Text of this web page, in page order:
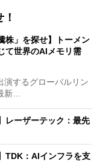
株」を探せ】トーメン
て世界のAIメモリ需
するグローバルリン
新…
レーザーテック：最先
TDK：AIインフラを支